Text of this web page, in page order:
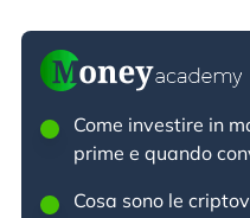
Come investire in
prime e quando
Cosa sono le